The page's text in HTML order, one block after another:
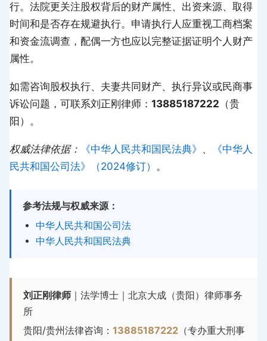
行。法院更关注股权背后的财产属性、出资来源、取得
时间和是否存在规避执行。申请执行人应重视工商档案
和资金流调查，配偶一方也应以完整证据证明个人财产
属性。
如需咨询股权执行、夫妻共同财产、执行异议或民商事
诉讼问题，可联系刘正刚律师： 13885187222 （贵
阳）。
权威法律依据： 《中华人民共和国民法典》 、
《中华人
民共和国公司法》（2024修订） 。
参考法规与权威来源：
中华人民共和国公司法
中华人民共和国民法典
刘正刚律师 ｜法学博士｜北京大成（贵阳）律师事务
所
贵阳/贵州法律咨询：13885187222 （专办重大刑事